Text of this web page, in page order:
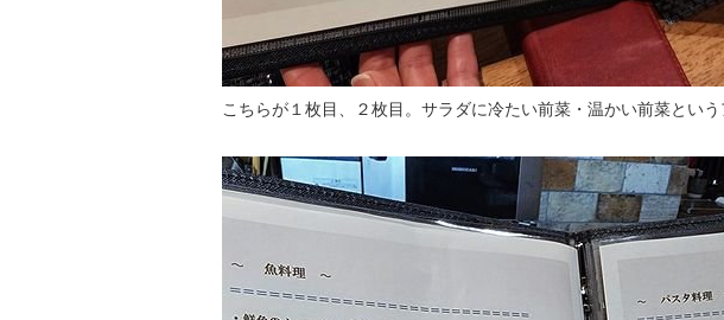
こちらが１枚目、２枚目。サラダに冷たい前菜・温かい前菜という